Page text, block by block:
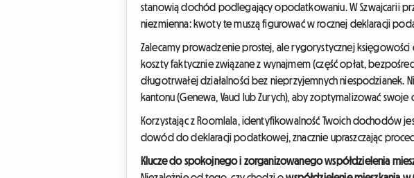
stanowią dochód podlegający opodatkowaniu. W Szwajcarii
niezmienna: kwoty te muszą figurować w rocznej deklaracji
Zalecamy prowadzenie prostej, ale rygorystycznej
koszty faktycznie związane z wynajmem (część opłat,
długotrwałej działalności bez nieprzyjemnych
kantonu (Genewa, Vaud lub Zurych), aby zoptymalizować
Korzystając z Roomlala, identyfikowalność Twoich dochodów
dowód do deklaracji podatkowej, znacznie upraszczając
Klucze do spokojnego i zorganizowanego współdzielenia